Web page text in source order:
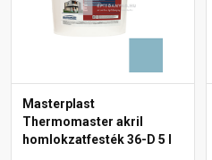
Masterplast
Thermomaster akril
homlokzatfesték 36-D 5 l